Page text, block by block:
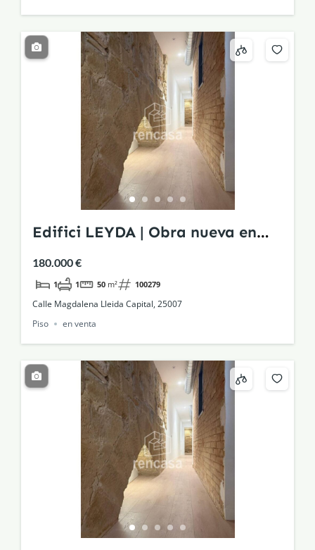
Edifici LEYDA | Obra nueva en
edificio histórico rehabilitado
180.000 €
1 1 50 m² 100279
Calle Magdalena Lleida Capital, 25007
Piso
en venta